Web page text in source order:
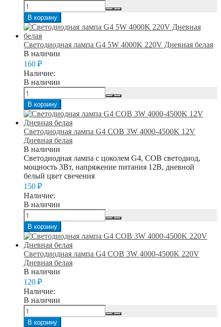
В корзину
Светодиодная лампа G4 5W 4000K 220V Дневная белая
В наличии
160 ₽
Наличие:
В наличии
В корзину
Светодиодная лампа G4 COB 3W 4000-4500K 12V
Дневная белая
В наличии
Светодиодная лампа с цоколем G4, COB светодиод,
мощность 3Вт, напряжение питания 12В, дневной
белый цвет свечения
150 ₽
Наличие:
В наличии
В корзину
Светодиодная лампа G4 COB 3W 4000-4500K 220V
Дневная белая
В наличии
120 ₽
Наличие:
В наличии
В корзину